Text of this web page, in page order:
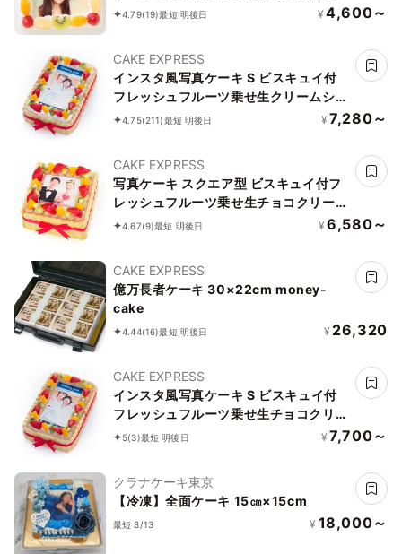
に編集できます】15cm×15cm
4.79(19)最短 明後日 ¥ 4,600～
CAKE EXPRESS
インスタ風写真ケーキ S ビスキュイ付
フレッシュフルーツ乗せ生クリームショ
ートケーキ 21×14cm birthdaygram
4.75(211)最短 明後日 ¥ 7,280～
CAKE EXPRESS
写真ケーキ スクエア型 ビスキュイ付フ
レッシュフルーツ乗せ生チョコクリーム
ショートケーキ 5号 14×14cm choco-
4.67(9)最短 明後日 ¥ 6,580～
CAKE EXPRESS
億万長者ケーキ 30×22cm money-
cake
4.44(16)最短 明後日 ¥ 26,320
CAKE EXPRESS
インスタ風写真ケーキ S ビスキュイ付
フレッシュフルーツ乗せ生チョコクリー
ムショートケーキ 21×14cm choco-
5(3)最短 明後日 ¥ 7,700～
クラナケーキ東京
【冷凍】全面ケーキ 15㎝×15cm
最短 8/13 ¥ 18,000～